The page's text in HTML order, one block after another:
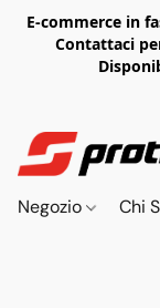
E-commerce in
Contattaci
Negozio Chi